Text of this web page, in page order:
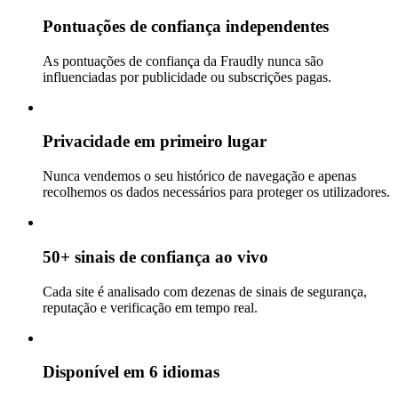
Pontuações de confiança independentes
As pontuações de confiança da Fraudly nunca são
influenciadas por publicidade ou subscrições pagas.
Privacidade em primeiro lugar
Nunca vendemos o seu histórico de navegação e apenas
recolhemos os dados necessários para proteger os utilizadores.
50+ sinais de confiança ao vivo
Cada site é analisado com dezenas de sinais de segurança,
reputação e verificação em tempo real.
Disponível em 6 idiomas